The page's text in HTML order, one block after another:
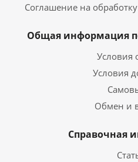
Соглашение на
Общая информация
Условия
Условия
Обмен и
Справочная